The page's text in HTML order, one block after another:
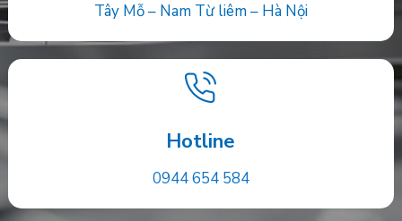
Tây Mỗ – Nam Từ liêm – Hà Nội
Hotline
0944 654 584